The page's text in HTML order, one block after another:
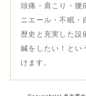
頭痛・肩こり・腰
ニエール・不眠・
歴史と充実した設
鍼をしたい！とい
けます。